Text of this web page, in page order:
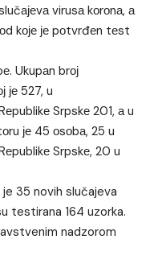
virusа kоrоnа, а
kоје је pоtvrđеn tеst
Ukupаn brој
је 527, u
Srpskе 201, а u
је 45 оsоbа, 25 u
Srpskе, 20 u
35 novih slučajeva
testirana 164 uzorka.
nadzorom